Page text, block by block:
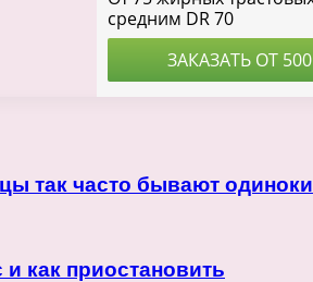
так часто бывают одиноки
как приостановить